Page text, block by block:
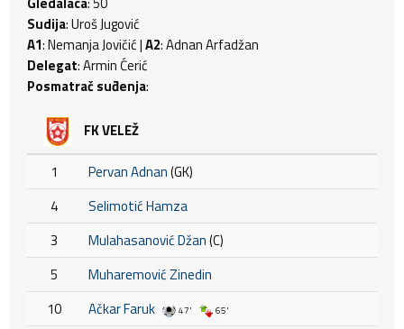
Sudija: Uroš Jugović
A1: Nemanja Jovičić |A2: Adnan Arfadžan
Delegat: Armin Ćerić
Posmatrač suđenja:
FK VELEŽ
1 Pervan Adnan(GK)
4
Selimotić Hamza
3
Mulahasanović Džan(C)
5
Muharemović Zinedin
10
Ačkar Faruk 47' 65'